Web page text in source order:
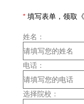
* 填写表单，领取
姓名：
电话：
选择院校：